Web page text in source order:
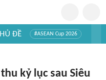
ĐỀ #ASEAN Cup 2026
kỷ lục sau Siêu